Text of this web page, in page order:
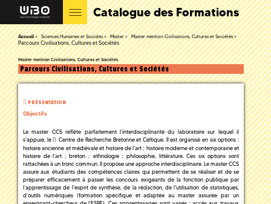
Catalogue des Formations
Accueil Sciences Humaines et Sociales Master Master mention Civilisations, Cultures et Sociétés
Parcours Civilisations, Cultures et Sociétés
Master mention Civilisations, Cultures et Sociétés
Parcours Civilisations, Cultures et Sociétés
PRÉSENTATION
Objectifs
Le master CCS reflète parfaitement l’interdisciplinarité du laboratoire sur lequel il
s’appuie, le
Centre de Recherche Bretonne et Celtique . Il est organisé en six options :
histoire ancienne et médiévale et histoire de l’art ; histoire moderne et contemporaine et
histoire de l’art ; breton ; ethnologie ; philosophie, littérature. Ces six options sont
rattachées à un tronc commun. Il propose une approche interdisciplinaire. Le master CCS
assure aux étudiants des compétences claires qui permettent de se réaliser et de se
préparer efficacement à passer les concours exigeants de la fonction publique par
l’apprentissage de l’esprit de synthèse, de la rédaction, de l’utilisation de statistiques,
d’outils numériques (formation spécifique et adaptée au master assurée par un